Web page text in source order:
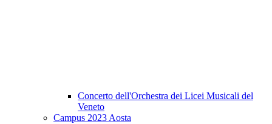
Concerto dell'Orchestra dei Licei Musicali del
Veneto
Campus 2023 Aosta